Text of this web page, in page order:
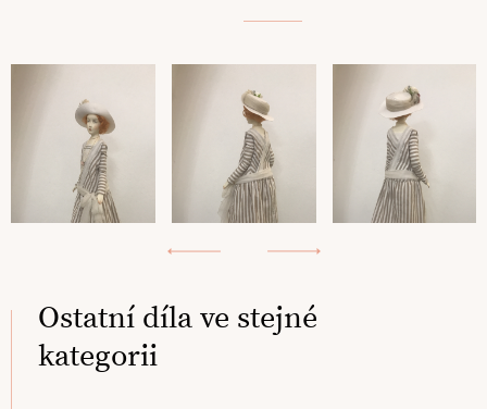
Ostatní díla ve stejné
kategorii